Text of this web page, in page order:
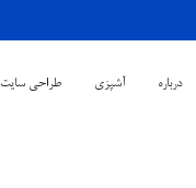
درباره آشپزی طراحی سایت